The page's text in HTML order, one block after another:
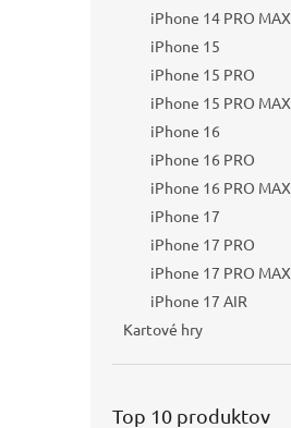
iPhone 14 PRO MAX
iPhone 15
iPhone 15 PRO
iPhone 15 PRO MAX
iPhone 16
iPhone 16 PRO
iPhone 16 PRO MAX
iPhone 17
iPhone 17 PRO
iPhone 17 PRO MAX
iPhone 17 AIR
Kartové hry
Top 10 produktov